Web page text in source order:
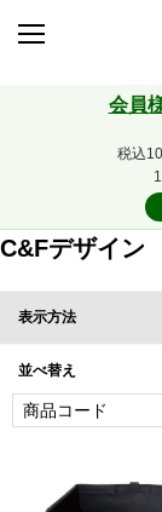
会員
税込
C&Fデザイン
表示方法
並べ替え